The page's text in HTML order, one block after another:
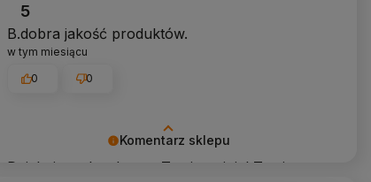
Komentarz sklepu
Dziękujemy bardzo za Twoją opinię! Twoja
5
B.dobra jakość produktów.
w tym miesiącu
0 0